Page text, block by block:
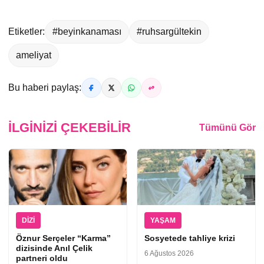
Etiketler: #beyinkanaması #ruhsargültekin
ameliyat
Bu haberi paylaş:
İLGINIZI ÇEKEBILIR Tümünü Gör
DIZI
Öznur Serçeler “Karma”
dizisinde Anıl Çelik
partneri oldu
YAŞAM
Sosyetede tahliye krizi
6 Ağustos 2026